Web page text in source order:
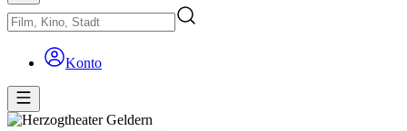
Konto